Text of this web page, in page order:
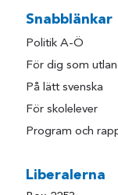
Snabblänkar
Politik A-Ö
För dig som
På lätt svenska
För skolelever
Program och
Liberalerna